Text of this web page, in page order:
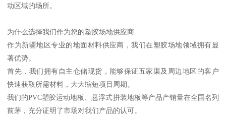
动区域的场所。
为什么选择我们作为您的塑胶场地供应商
作为新疆地区专业的地面材料供应商，我们在塑胶场地领域拥有显
著优势。
首先，我们拥有自主仓储现货，能够保证五家渠及周边地区的客户
快速获取所需材料，大大缩短项目周期。
我们的PVC塑胶运动地板、悬浮式拼装地板等产品产销量在全国名列
前茅，充分证明了市场对我们产品的认可。